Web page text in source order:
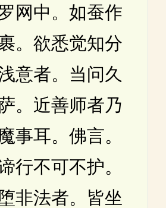
网中。如蚕作
。欲悉觉知分
意者。当问久
。近善师者乃
事耳。佛言。
行不可不护。
非法者。皆坐